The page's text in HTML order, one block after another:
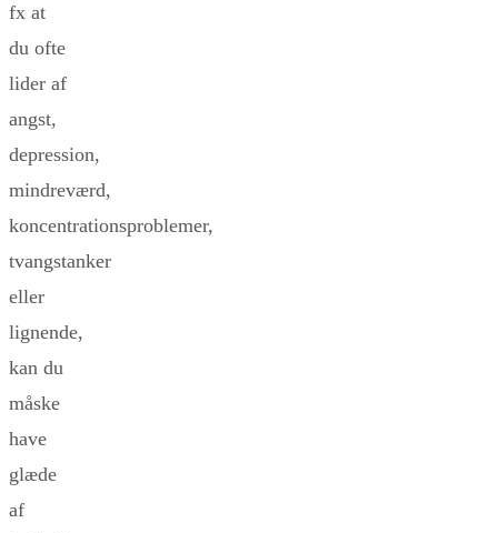
fx at
du ofte
lider af
angst,
depression,
mindreværd,
koncentrationsproblemer,
tvangstanker
eller
lignende,
kan du
måske
have
glæde
af